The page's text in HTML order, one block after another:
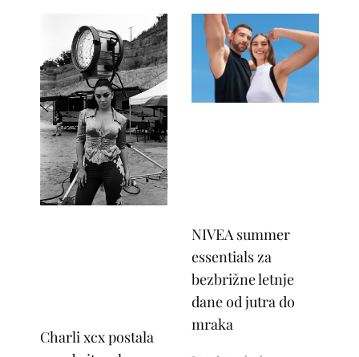
Charli xcx postala
NIVEA summer
essentials za
bezbrižne letnje
dane od jutra do
mraka